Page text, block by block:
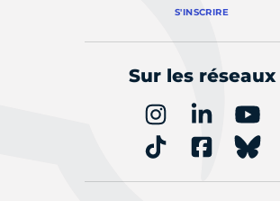
S'INSCRIRE
Sur les réseaux